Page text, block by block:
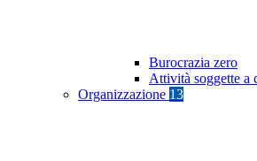
Burocrazia zero
Attività soggette a
Organizzazione 13